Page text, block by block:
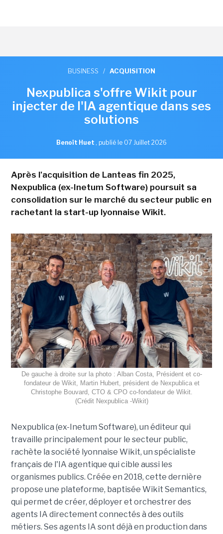
BUSINESS / ACQUISITION
Nexpublica s'offre Wikit pour
injecter de l'IA agentique dans ses
solutions
Benoît Huet , publié le 07 Juillet 2026
Après l'acquisition de Lanteas fin 2025,
Nexpublica (ex-Inetum Software) poursuit sa
consolidation sur le marché du secteur public en
rachetant la start-up lyonnaise Wikit.
De gauche à droite sur la photo : Alban Costa, Président et co-
fondateur de Wikit, Martin Hubert, président de Nexpublica et
Christophe Bouvard, CTO & CPO co-fondateur de Wikit.
(Crédit Nexpublica -Wikit)
Nexpublica (ex-Inetum Software), un éditeur qui
travaille principalement pour le secteur public,
rachète la société lyonnaise Wikit, un spécialiste
français de l'IA agentique qui cible aussi les
organismes publics. Créée en 2018, cette dernière
propose une plateforme, baptisée Wikit Semantics,
qui permet de créer, déployer et orchestrer des
agents IA directement connectés à des outils
métiers. Ses agents IA sont déjà en production dans